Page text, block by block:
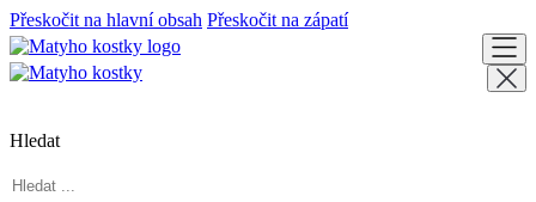
Přeskočit na hlavní obsah Přeskočit na zápatí
Hledat